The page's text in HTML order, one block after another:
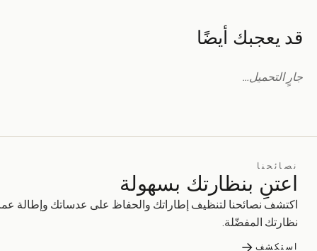
قد يعجبك أيضًا
جارٍ التحميل…
نصائحنا
اعتنِ بنظارتك بسهولة
اكتشف نصائحنا لتنظيف إطاراتك والحفاظ على عدساتك وإطالة
نظارتك المفضّلة.
استكشف →